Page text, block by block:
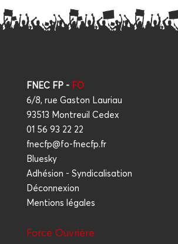
FNEC FP -FO
6/8, rue Gaston Lauriau
93513 Montreuil Cedex
01 56 93 22 22
fnecfp@fo-fnecfp.fr
Bluesky
Adhésion - Syndicalisation
Déconnexion
Mentions légales
Force Ouvrière